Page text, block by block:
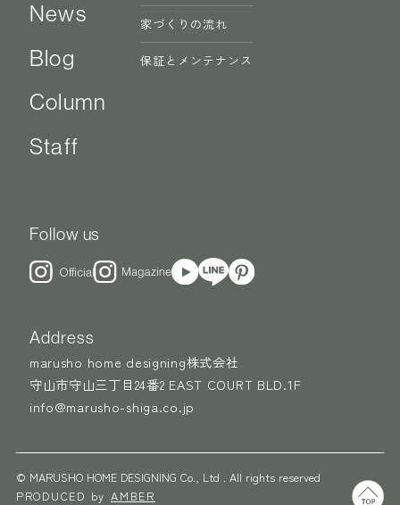
News
Blog
Column
Staff
家づくりの流れ
保証とメンテナンス
Follow us
Address
marusho home designing株式会社
守山市守山三丁目24番2 EAST COURT BLD.1F
info@marusho-shiga.co.jp
© MARUSHO HOME DESIGNING Co., Ltd . All rights reserved
PRODUCED by AMBER